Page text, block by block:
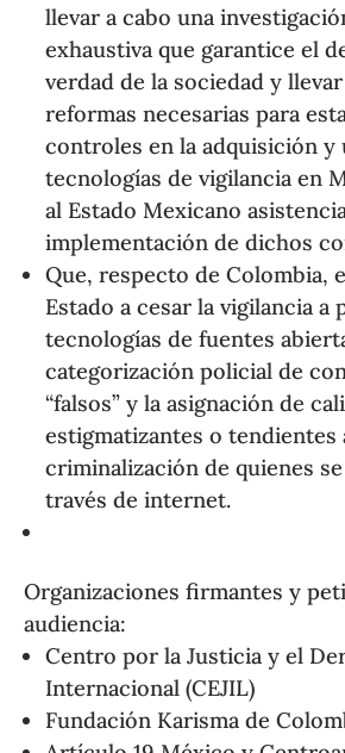
llevar a cabo una
exhaustiva que garantice el
verdad de la sociedad y
reformas necesarias para
controles en la adquisición y
tecnologías de vigilancia en
al Estado Mexicano
implementación de dichos
Que, respecto de Colombia,
Estado a cesar la vigilancia a
tecnologías de fuentes
categorización policial de
“falsos” y la asignación de
estigmatizantes o tendientes
criminalización de quienes
través de internet.
Organizaciones firmantes y
audiencia:
Centro por la Justicia y el
Internacional (CEJIL)
Fundación Karisma de